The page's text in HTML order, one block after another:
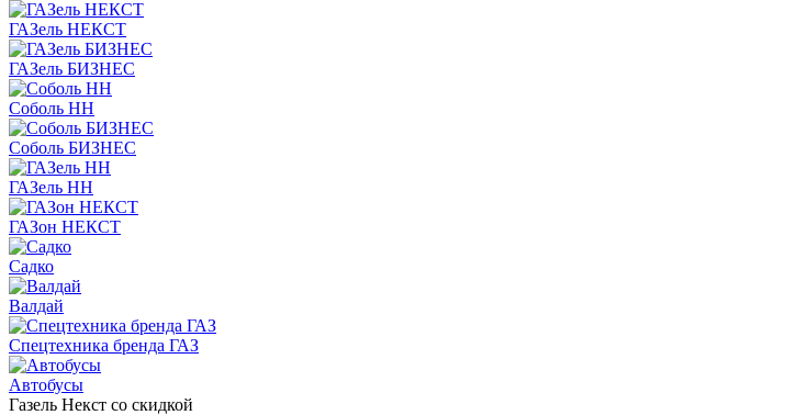
ГАЗель НЕКСТ
ГАЗель БИЗНЕС
Соболь НН
Соболь БИЗНЕС
ГАЗель НН
ГАЗон НЕКСТ
Садко
Валдай
Спецтехника бренда ГАЗ
Автобусы
Газель Некст со скидкой